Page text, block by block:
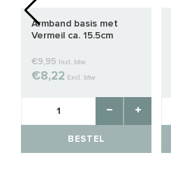
Armband basis met
Vermeil ca. 15.5cm
€9,95 Incl. btw
€8,22 Excl. btw
BESTEL